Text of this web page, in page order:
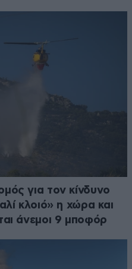
για τον κίνδυνο
κλοιό» η χώρα και
άνεμοι 9 μποφόρ